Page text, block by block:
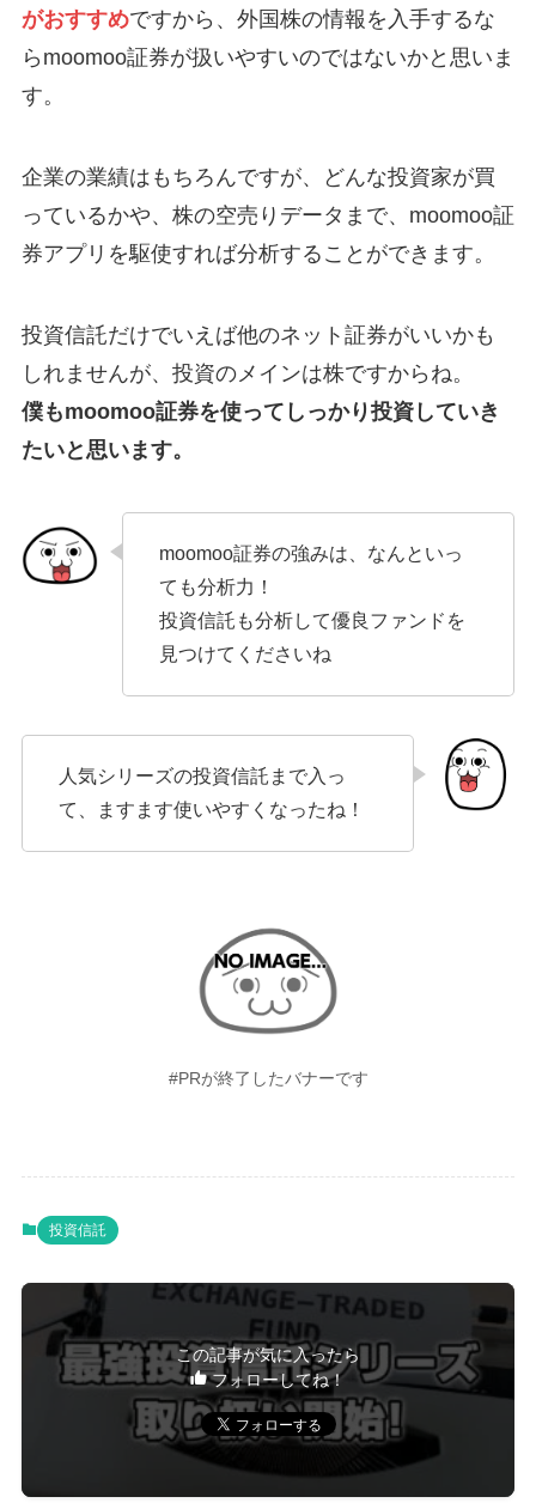
がおすすめですから、外国株の情報を入手するな
らmoomoo証券が扱いやすいのではないかと思いま
す。
企業の業績はもちろんですが、どんな投資家が買
っているかや、株の空売りデータまで、moomoo証
券アプリを駆使すれば分析することができます。
投資信託だけでいえば他のネット証券がいいかも
しれませんが、投資のメインは株ですからね。
僕もmoomoo証券を使ってしっかり投資していき
たいと思います。
moomoo証券の強みは、なんといっ
ても分析力！
投資信託も分析して優良ファンドを
見つけてくださいね
人気シリーズの投資信託まで入っ
て、ますます使いやすくなったね！
#PRが終了したバナーです
投資信託
この記事が気に入ったら
フォローしてね！